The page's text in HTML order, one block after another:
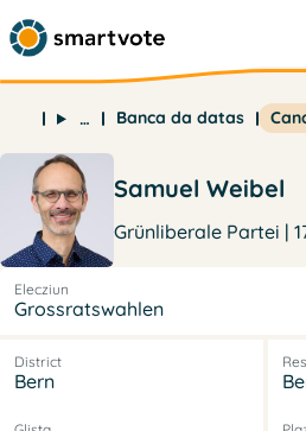
… Banca da datas
Samuel Weibel
Grünliberale Partei |
Elecziun
Grossratswahlen
District
Bern